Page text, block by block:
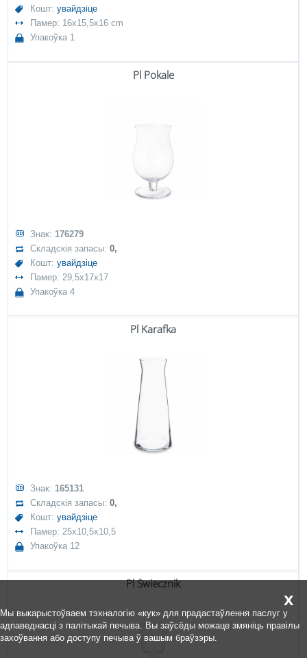
Кошт:увайдзіце
Памер: 16x15,5x16 cm
Упакоўка 1
Pl Pokale
Знак: 176279
Складскія запасы:0,
Кошт:увайдзіце
Памер: 29,5x17x17
Упакоўка 4
Pl Karafka
Знак: 165131
Складскія запасы:0,
Кошт:увайдзіце
Памер: 25x10,5x10,5
Упакоўка 12
Pl Świecznik
x
Мы выкарыстоўваем тэхналогію «кук» для прадастаўлення паслуг у
адпаведнасці з палітыкай печыва. Вы заўсёды можаце змяніць правілы
захоўвання або доступу печыва ў вашым браўзэры.